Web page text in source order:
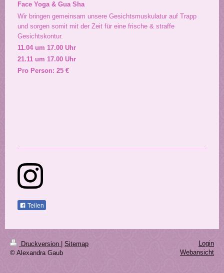
Face Yoga & Gua Sha
Wir bringen gemeinsam unsere Gesichtsmuskulatur auf Trapp
und sorgen somit mit der Zeit für eine frische & straffe
Gesichtskontur.
11.04 um 17.00 Uhr
21.11 um 17.00 Uhr
Pro Person: 25 €
Teilen
Druckversion | Sitemap
© Alexandra Gaub
Login
Webansicht